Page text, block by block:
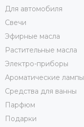
Для автомобиля
Свечи
Эфирные масла
Растительные масла
Электро-приборы
Ароматические лампы
Средства для ванны
Парфюм
Подарки